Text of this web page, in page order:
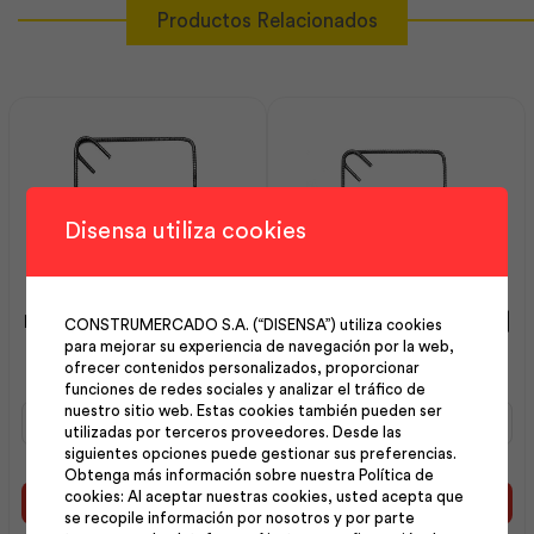
Productos Relacionados
Estribo 08 mm 25×25 cm |
Andec
Estribo
|
Añadir al carrito
Estribo 08 mm 20×25 cm |
Andec
Estribo
08
mm
20x25
cm
|
Añadir al carrito
Disensa utiliza cookies
CONSTRUMERCADO S.A. (“DISENSA”) utiliza cookies
para mejorar su experiencia de navegación por la web,
ofrecer contenidos personalizados, proporcionar
funciones de redes sociales y analizar el tráfico de
nuestro sitio web. Estas cookies también pueden ser
utilizadas por terceros proveedores. Desde las
siguientes opciones puede gestionar sus preferencias.
Obtenga más información sobre nuestra Política de
cookies: Al aceptar nuestras cookies, usted acepta que
se recopile información por nosotros y por parte